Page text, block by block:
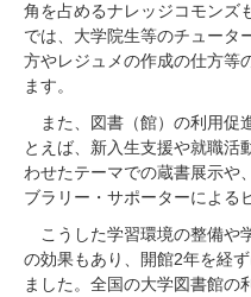
角を占めるナレッジコ モンズ
では、大学院生等のチュータ
方やレジュメの作成の仕方等
ます。
また、図書（館）の利用促
とえば、新入生支援や就職活
わせたテーマでの蔵書展示や
ブラリー・サポーターによる
こうした学習環境の整備や
の効果もあり、開館2年を経
ました。全国の大学図書館の